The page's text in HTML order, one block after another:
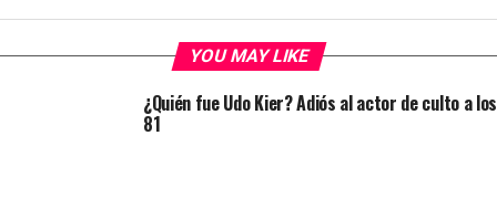
YOU MAY LIKE
¿Quién fue Udo Kier? Adiós al actor de culto a los
81